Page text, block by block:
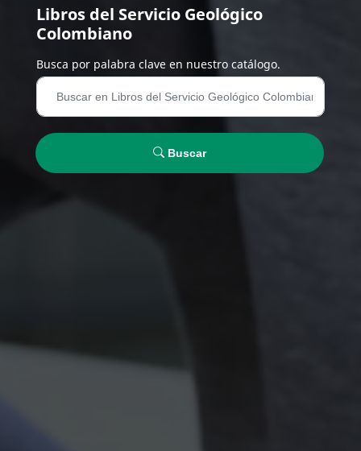
Libros del Servicio Geológico
Colombiano
Busca por palabra clave en nuestro catálogo.
Buscar